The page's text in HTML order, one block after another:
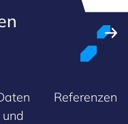
und
Referenzen